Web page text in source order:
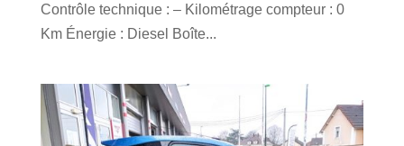
Contrôle technique : – Kilométrage compteur : 0
Km Énergie : Diesel Boîte...